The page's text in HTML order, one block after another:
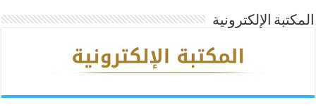
المكتبة الإلكترونية